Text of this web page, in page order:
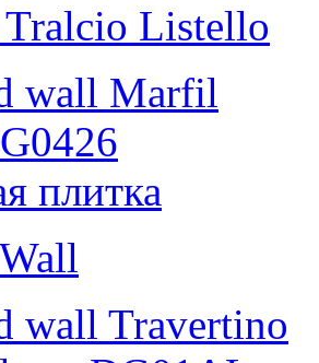
Tralcio Listello